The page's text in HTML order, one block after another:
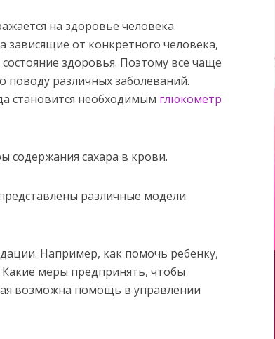
на здоровье человека.
зависящие от конкретного человека,
здоровья. Поэтому все чаще
различных заболеваний.
становится необходимым глюкометр
содержания сахара в крови.
различные модели
Например, как помочь ребенку,
меры предпринять, чтобы
возможна помощь в управлении